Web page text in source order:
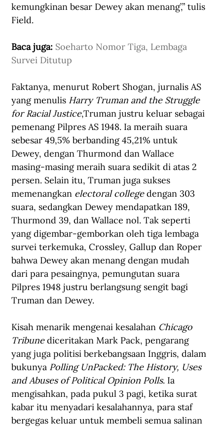
kemungkinan besar Dewey akan menang’,” tulis
Field.
Baca juga: Soeharto Nomor Tiga, Lembaga
Survei Ditutup
Faktanya, menurut Robert Shogan, jurnalis AS
yang menulis Harry Truman and the Struggle
for Racial Justice,Truman justru keluar sebagai
pemenang Pilpres AS 1948. Ia meraih suara
sebesar 49,5% berbanding 45,21% untuk
Dewey, dengan Thurmond dan Wallace
masing-masing meraih suara sedikit di atas 2
persen. Selain itu, Truman juga sukses
memenangkan electoral college dengan 303
suara, sedangkan Dewey mendapatkan 189,
Thurmond 39, dan Wallace nol. Tak seperti
yang digembar-gemborkan oleh tiga lembaga
survei terkemuka, Crossley, Gallup dan Roper
bahwa Dewey akan menang dengan mudah
dari para pesaingnya, pemungutan suara
Pilpres 1948 justru berlangsung sengit bagi
Truman dan Dewey.
Kisah menarik mengenai kesalahan Chicago
Tribune diceritakan Mark Pack, pengarang
yang juga politisi berkebangsaan Inggris, dalam
bukunya Polling UnPacked: The History, Uses
and Abuses of Political Opinion Polls. Ia
mengisahkan, pada pukul 3 pagi, ketika surat
kabar itu menyadari kesalahannya, para staf
bergegas keluar untuk membeli semua salinan